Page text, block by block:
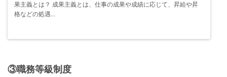
果主義とは？ 成果主義とは、仕事の成果や成績に応じて、昇給や昇
格などの処遇...
③職務等級制度